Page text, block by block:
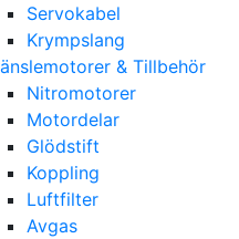
Servokabel
Krympslang
& Tillbehör
Nitromotorer
Motordelar
Glödstift
Koppling
Luftfilter
Avgas